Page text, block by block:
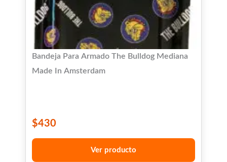
Bandeja Para Armado The Bulldog Mediana
Made In Amsterdam
$430
Ver producto